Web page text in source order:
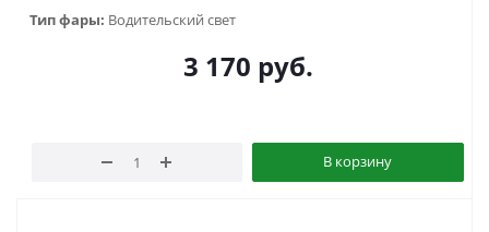
Тип фары: Водительский свет
3 170 руб.
В корзину